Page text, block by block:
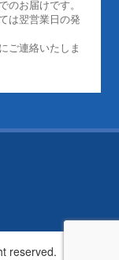
お届けです。
は翌営業日の発
ご連絡いたしま
reserved.